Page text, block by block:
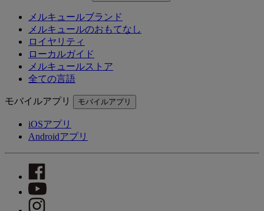
メルキュールブランド
メルキュールのおもてなし
ロイヤリティ
ローカルガイド
メルキュールストア
全ての言語
モバイルアプリ モバイルアプリ
iOSアプリ
Androidアプリ